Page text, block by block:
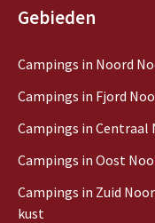
Gebieden
Campings in Noord
Campings in Fjord
Campings in Centraal
Campings in Oost
Campings in Zuid
kust